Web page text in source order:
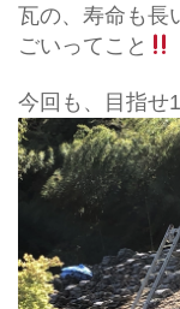
瓦の、寿命も長
ごいってこと
今回も、目指せ